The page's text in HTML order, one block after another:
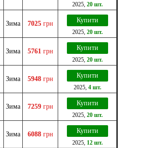
2025, 20 шт.
Зима 7025 грн Купити
2025, 20 шт.
Зима 5761 грн Купити
2025, 20 шт.
Зима 5948 грн Купити
2025, 4 шт.
Зима 7259 грн Купити
2025, 20 шт.
Зима 6088 грн Купити
2025, 12 шт.